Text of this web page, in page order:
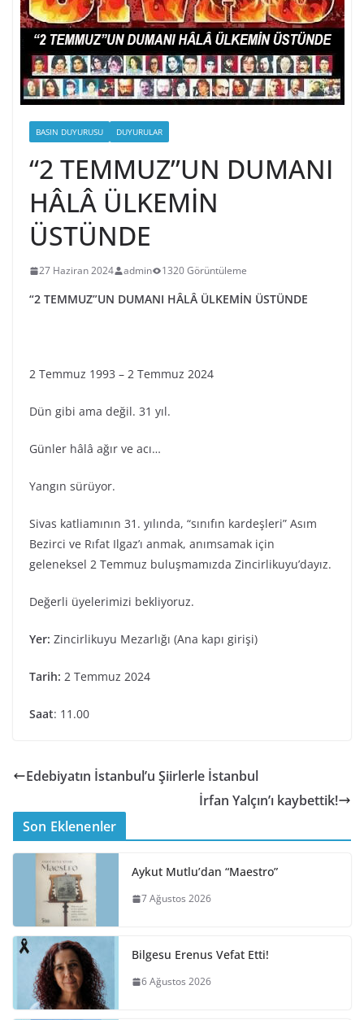
BASIN DUYURUSU DUYURULAR
“2 TEMMUZ”UN DUMANI
HÂLÂ ÜLKEMİN
ÜSTÜNDE
27 Haziran 2024 admin 1320 Görüntüleme
“2 TEMMUZ”UN DUMANI HÂLÂ ÜLKEMİN ÜSTÜNDE
2 Temmuz 1993 – 2 Temmuz 2024
Dün gibi ama değil. 31 yıl.
Günler hâlâ ağır ve acı…
Yangın sürüyor.
Sivas katliamının 31. yılında, “sınıfın kardeşleri” Asım
Bezirci ve Rıfat Ilgaz’ı anmak, anımsamak için
geleneksel 2 Temmuz buluşmamızda Zincirlikuyu’dayız.
Değerli üyelerimizi bekliyoruz.
Yer: Zincirlikuyu Mezarlığı (Ana kapı girişi)
Tarih: 2 Temmuz 2024
Saat: 11.00
Edebiyatın İstanbul’u Şiirlerle İstanbul
İrfan Yalçın’ı kaybettik!
Son Eklenenler
Aykut Mutlu’dan “Maestro”
7 Ağustos 2026
Bilgesu Erenus Vefat Etti!
6 Ağustos 2026